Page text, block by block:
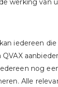
werking van
iedereen
nog
Alle